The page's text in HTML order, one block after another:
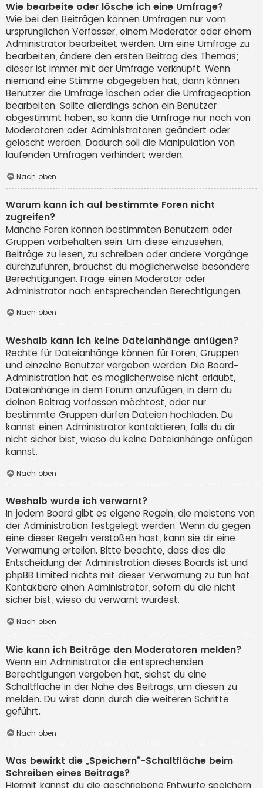
Wie bearbeite oder lösche ich eine Umfrage?
Wie bei den Beiträgen können Umfragen nur vom
ursprünglichen Verfasser, einem Moderator oder einem
Administrator bearbeitet werden. Um eine Umfrage zu
bearbeiten, ändere den ersten Beitrag des Themas;
dieser ist immer mit der Umfrage verknüpft. Wenn
niemand eine Stimme abgegeben hat, dann können
Benutzer die Umfrage löschen oder die Umfrageoption
bearbeiten. Sollte allerdings schon ein Benutzer
abgestimmt haben, so kann die Umfrage nur noch von
Moderatoren oder Administratoren geändert oder
gelöscht werden. Dadurch soll die Manipulation von
laufenden Umfragen verhindert werden.
Nach oben
Warum kann ich auf bestimmte Foren nicht
zugreifen?
Manche Foren können bestimmten Benutzern oder
Gruppen vorbehalten sein. Um diese einzusehen,
Beiträge zu lesen, zu schreiben oder andere Vorgänge
durchzuführen, brauchst du möglicherweise besondere
Berechtigungen. Frage einen Moderator oder
Administrator nach entsprechenden Berechtigungen.
Nach oben
Weshalb kann ich keine Dateianhänge anfügen?
Rechte für Dateianhänge können für Foren, Gruppen
und einzelne Benutzer vergeben werden. Die Board-
Administration hat es möglicherweise nicht erlaubt,
Dateianhänge in dem Forum anzufügen, in dem du
deinen Beitrag verfassen möchtest, oder nur
bestimmte Gruppen dürfen Dateien hochladen. Du
kannst einen Administrator kontaktieren, falls du dir
nicht sicher bist, wieso du keine Dateianhänge anfügen
kannst.
Nach oben
Weshalb wurde ich verwarnt?
In jedem Board gibt es eigene Regeln, die meistens von
der Administration festgelegt werden. Wenn du gegen
eine dieser Regeln verstoßen hast, kann sie dir eine
Verwarnung erteilen. Bitte beachte, dass dies die
Entscheidung der Administration dieses Boards ist und
phpBB Limited nichts mit dieser Verwarnung zu tun hat.
Kontaktiere einen Administrator, sofern du die nicht
sicher bist, wieso du verwarnt wurdest.
Nach oben
Wie kann ich Beiträge den Moderatoren melden?
Wenn ein Administrator die entsprechenden
Berechtigungen vergeben hat, siehst du eine
Schaltfläche in der Nähe des Beitrags, um diesen zu
melden. Du wirst dann durch die weiteren Schritte
geführt.
Nach oben
Was bewirkt die „Speichern“-Schaltfläche beim
Schreiben eines Beitrags?
Hiermit kannst du die geschriebene Entwürfe speichern